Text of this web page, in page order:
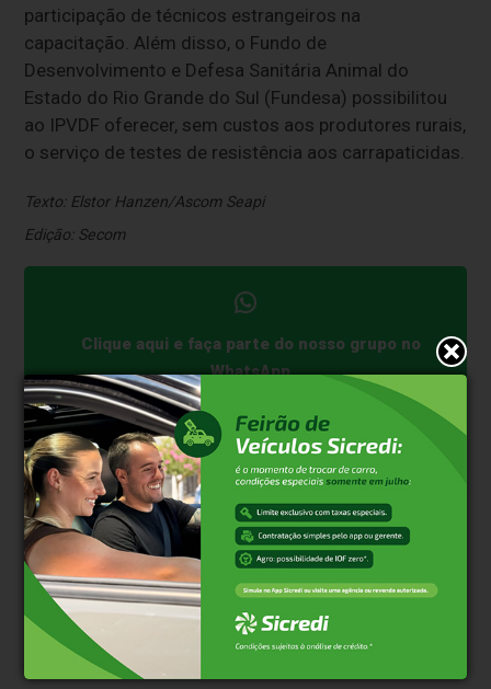
participação de técnicos estrangeiros na
capacitação. Além disso, o Fundo de
Desenvolvimento e Defesa Sanitária Animal do
Estado do Rio Grande do Sul (Fundesa) possibilitou
ao IPVDF oferecer, sem custos aos produtores rurais,
o serviço de testes de resistência aos carrapaticidas.
Texto: Elstor Hanzen/Ascom Seapi
Edição: Secom
Clique aqui e faça parte do nosso grupo no
WhatsApp